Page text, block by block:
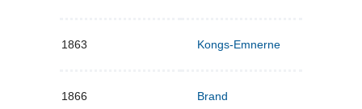
1863 Kongs-Emnerne
1866 Brand